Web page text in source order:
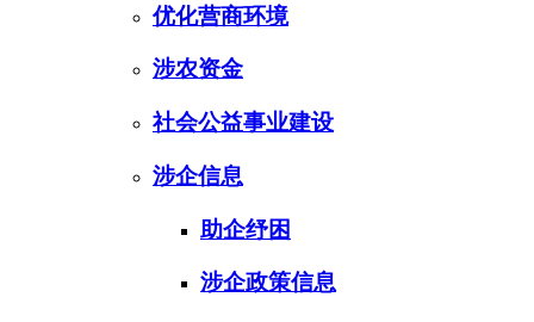
优化营商环境
涉农资金
社会公益事业建设
涉企信息
助企纾困
涉企政策信息